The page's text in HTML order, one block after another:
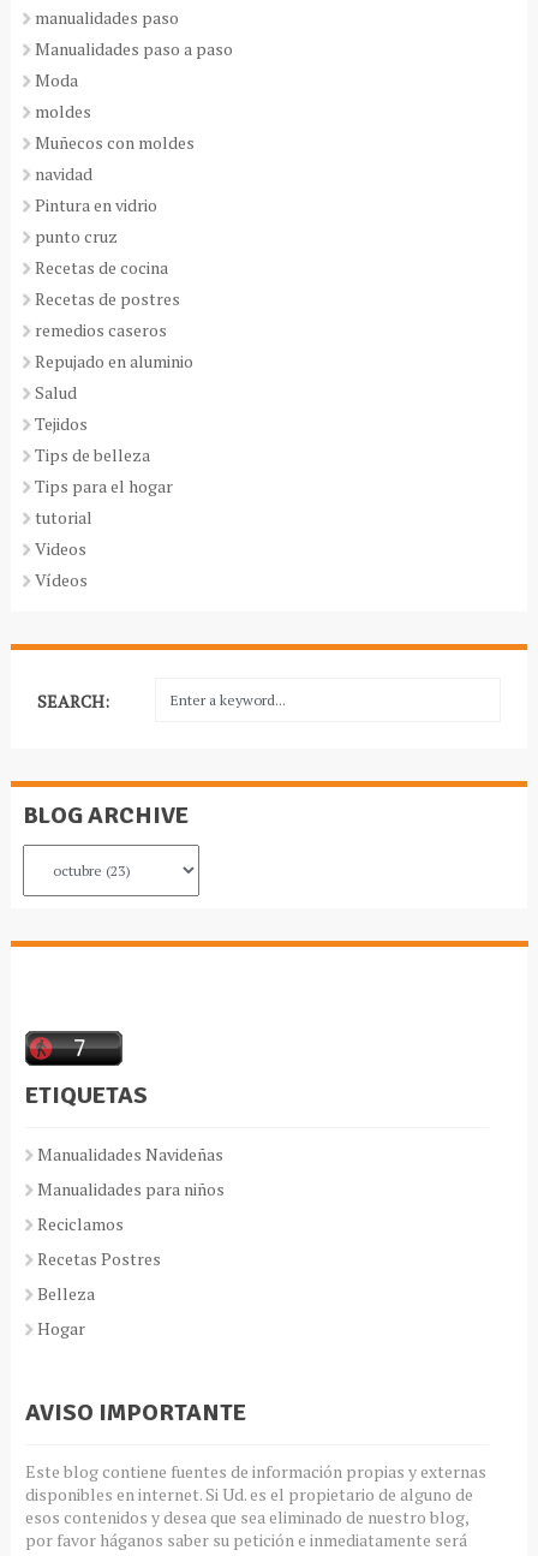
manualidades paso
Manualidades paso a paso
Moda
moldes
Muñecos con moldes
navidad
Pintura en vidrio
punto cruz
Recetas de cocina
Recetas de postres
remedios caseros
Repujado en aluminio
Salud
Tejidos
Tips de belleza
Tips para el hogar
tutorial
Videos
Vídeos
SEARCH:
BLOG ARCHIVE
ETIQUETAS
Manualidades Navideñas
Manualidades para niños
Reciclamos
Recetas Postres
Belleza
Hogar
AVISO IMPORTANTE
Este blog contiene fuentes de información propias y externas
disponibles en internet. Si Ud. es el propietario de alguno de
esos contenidos y desea que sea eliminado de nuestro blog,
por favor háganos saber su petición e inmediatamente será